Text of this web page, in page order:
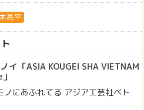
亮平
イ「ASIA KOUGEI SHA VIETNAM
ノにあふれてる アジア工芸社ベト